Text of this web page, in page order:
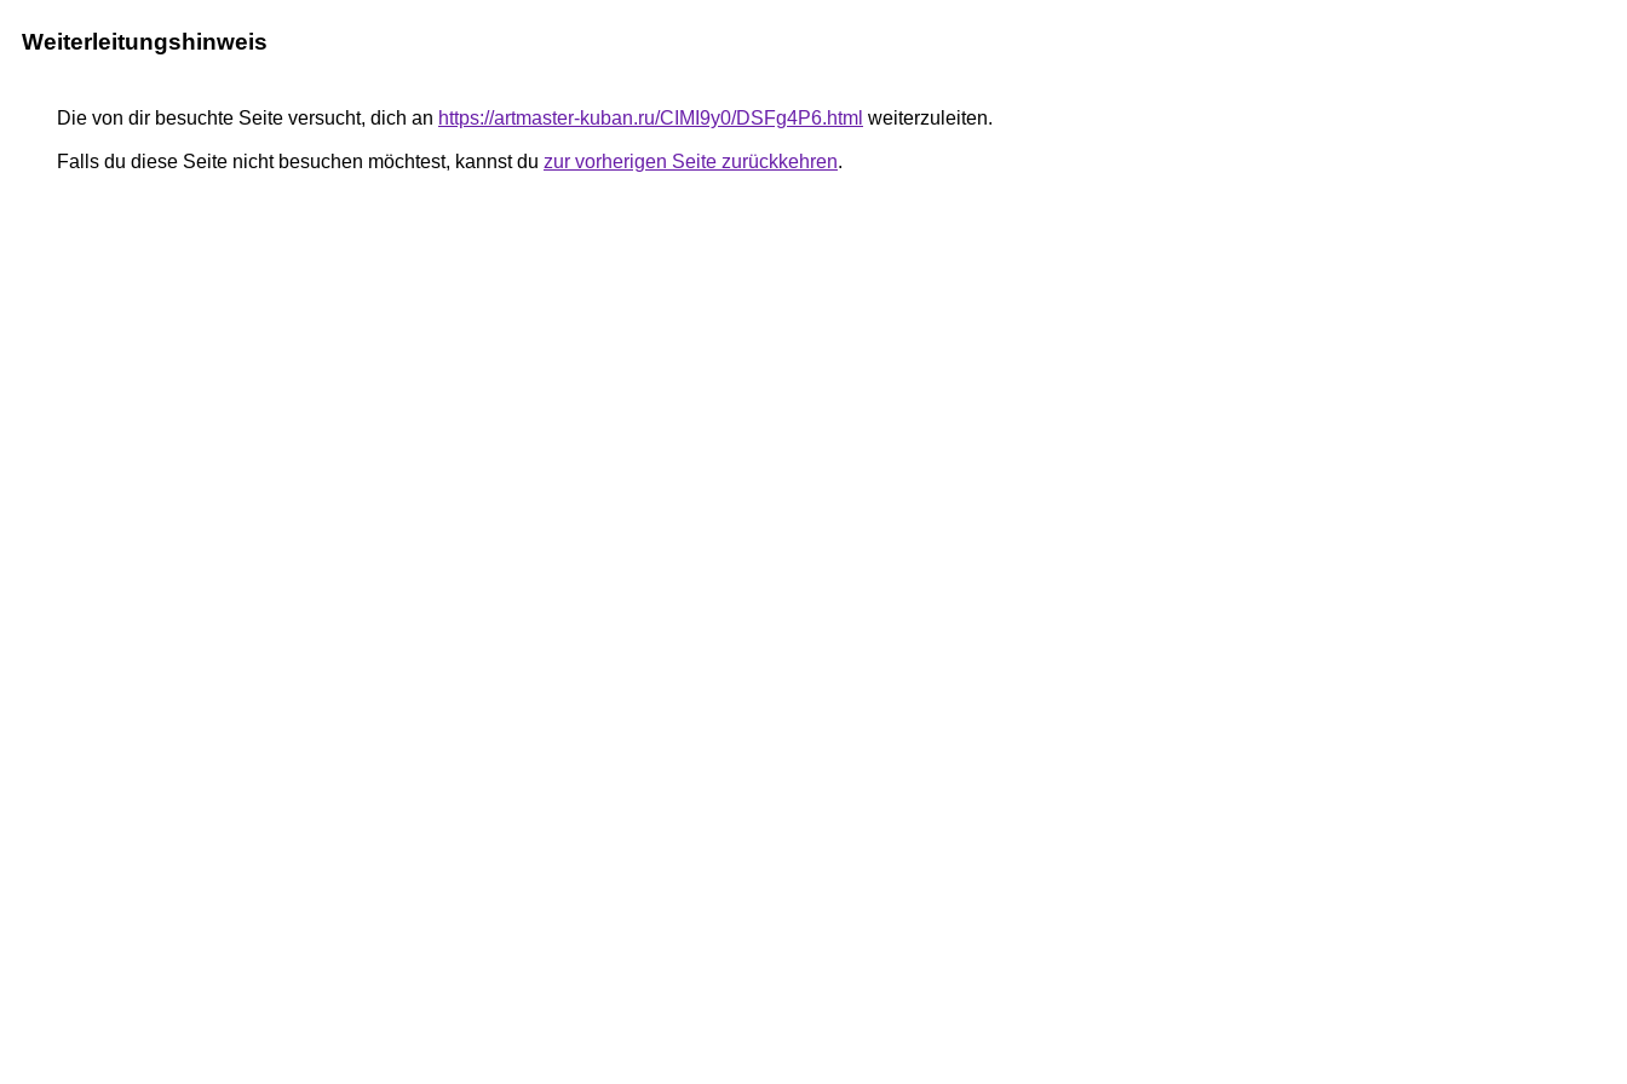
Weiterleitungshinweis
Die von dir besuchte Seite versucht, dich an https://artmaster-kuban.ru/CIMI9y0/DSFg4P6.html weiterzuleiten.
Falls du diese Seite nicht besuchen möchtest, kannst du zur vorherigen Seite zurückkehren.